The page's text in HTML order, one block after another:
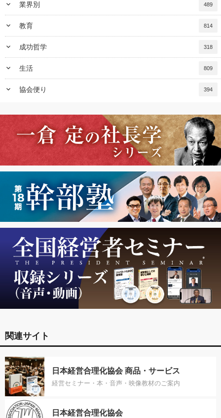
keyboard_arrow_down 業界別 489
keyboard_arrow_down 教育 814
keyboard_arrow_down 成功哲学 318
keyboard_arrow_down 生活 809
keyboard_arrow_down 協会便り 394
関連サイト
日本経営合理化協会 商品・サービス
経営セミナー・本・音声・映像教材のご案内
日本経営合理化協会